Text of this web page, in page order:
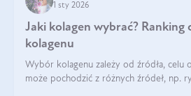
1 sty 2026
Jaki kolagen wybrać? Ranking
kolagenu
Wybór kolagenu zależy od źródła, celu
może pochodzić z różnych źródeł, np.